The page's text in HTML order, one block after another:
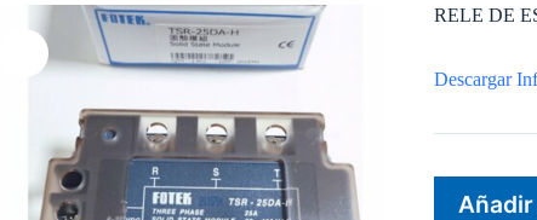
RELE DE
Descargar